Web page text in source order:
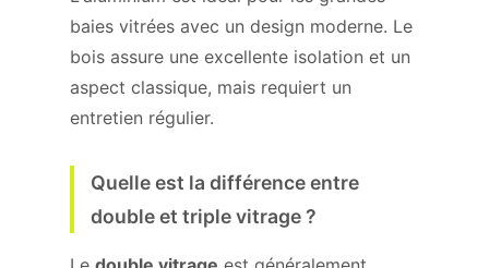
baies vitrées avec un design moderne. Le
bois assure une excellente isolation et un
aspect classique, mais requiert un
entretien régulier.
Quelle est la différence entre
double et triple vitrage ?